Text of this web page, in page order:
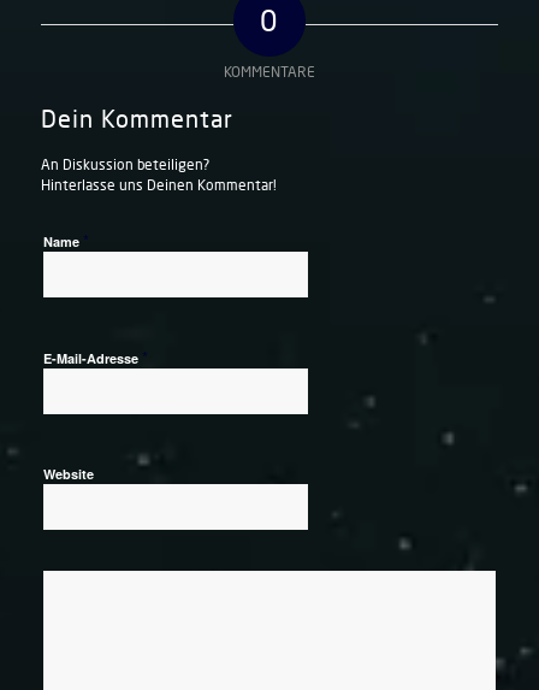
0
KOMMENTARE
Dein Kommentar
An Diskussion beteiligen?
Hinterlasse uns Deinen Kommentar!
Name *
E-Mail-Adresse *
Website